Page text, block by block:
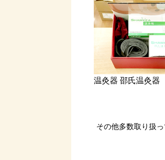
温灸器 邵氏温灸器
その他多数取り扱っ